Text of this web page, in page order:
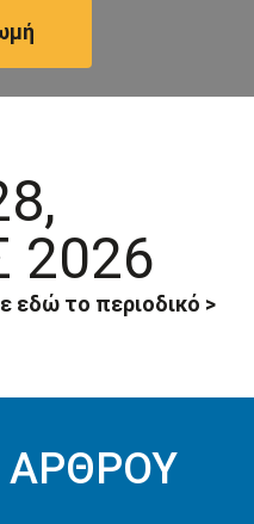
2026
εδώ το περιοδικό >